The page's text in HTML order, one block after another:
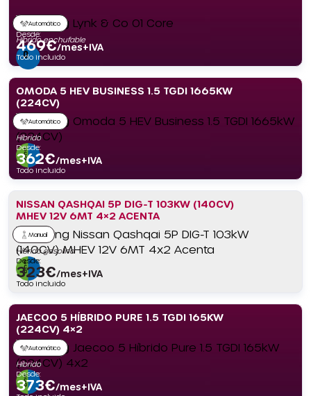
Automático
Híbrido enchufable
Desde:
469€/mes+IVA
Todo incluido
OMODA 5 HEV BUSINESS 1.5 TGDI 1665KW
(224CV)
Automático
Híbrido
Desde:
362€/mes+IVA
Todo incluido
NISSAN QASHQAI 5P DIG-T 103KW (140CV)
MHEV 12V 6MT 4×2 ACENTA
Manual
Híbrido gasolina
Desde:
323€/mes+IVA
Todo incluido
JAECOO 5 HÍBRIDO PURE 1.5 TGDI 165KW
(224CV) 4×2
Automático
Híbrido
Desde:
373€/mes+IVA